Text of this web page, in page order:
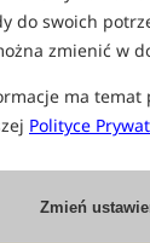
do swoich
zmienić w
ma temat
Polityce
Zmień